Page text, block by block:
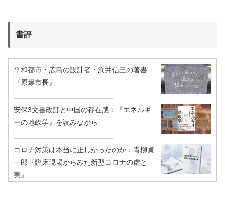
書評
平和都市・広島の設計者・浜井信三の著書
『原爆市長』
安保3文書改訂と中国の存在感：『エネルギ
ーの地政学』を読みながら
コロナ対策は本当に正しかったのか：青柳貞
一郎『臨床現場からみた新型コロナの虚と
実』